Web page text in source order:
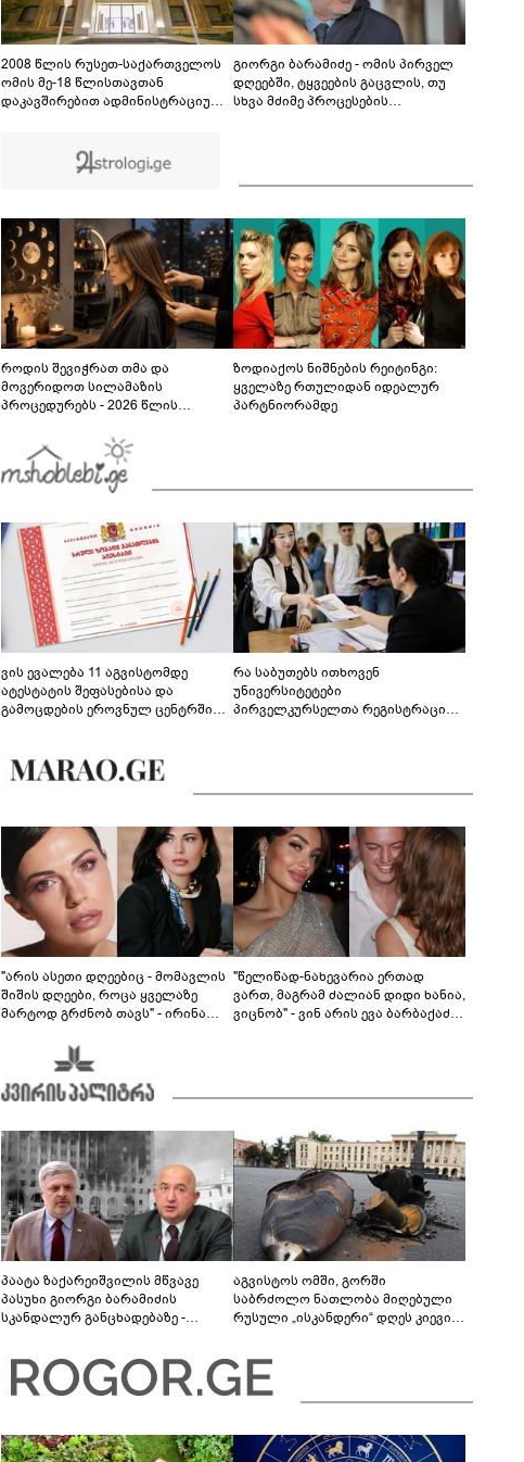
00:29
"- გათა***ბულო, წადი და დაწერე განცხადება
თუ დანაშაულს ჩავდივარ...- მემუქრები?" -
სოციალურ ქსელში სკანდალური კადრები
ვრცელდება
2008 წლის რუსეთ-საქართველოს
ომის მე-18 წლისთავთან
დაკავშირებით ადმინისტრაციულ
გიორგი ბარამიძე - ომის პირველ
დღეებში, ტყვეების გაცვლის, თუ
სხვა მძიმე პროცესების
ვიცი
როდის შევიჭრათ თმა და
მოვერიდოთ სილამაზის
პროცედურებს - 2026 წლის
გზამკვლევი
ზოდიაქოს ნიშნების რეიტინგი:
ყველაზე რთულიდან იდეალურ
პარტნიორამდე
ვის ევალება 11 აგვისტომდე
ატესტატის შეფასებისა და
გამოცდების ეროვნულ ცენტრში
რა საბუთებს ითხოვენ
უნივერსიტეტები
პირველკურსელთა რეგისტრაციის
"არის ასეთი დღეებიც - მომავლის
შიშის დღეები, როცა ყველაზე
მარტოდ გრძნობ თავს" - ირინა
"წელიწად-ნახევარია ერთად
ვართ, მაგრამ ძალიან დიდი ხანია,
ვიცნობ" - ვინ არის ევა ბარბაქაძის
პაატა ზაქარეიშვილის მწვავე
პასუხი გიორგი ბარამიძის
სკანდალურ განცხადებაზე -
გადმოვასვენე... ბარამიძე კი
ტყუის"
აგვისტოს ომში, გორში
საბრძოლო ნათლობა მიღებული
რუსული „ისკანდერი“ დღეს კიევის